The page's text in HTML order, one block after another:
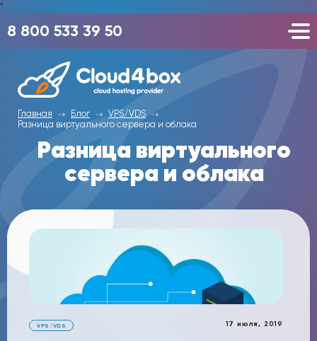
"
8 800 533 39 50
Главная Блог
VPS/VDS
Разница виртуального сервера и облака
Разница виртуального
сервера и облака
17 июля, 2019
VPS/VDS